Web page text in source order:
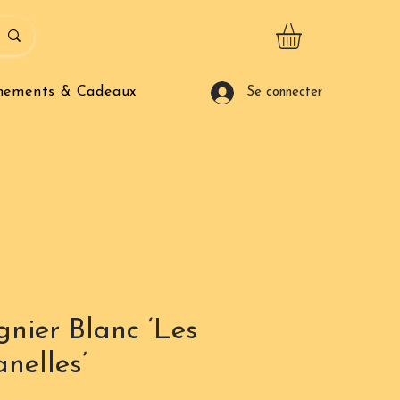
& Cadeaux Se connecter
Blanc ‘Les